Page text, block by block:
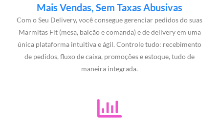
Mais Vendas, Sem Taxas Abusivas
Com o Seu Delivery, você consegue gerenciar pedidos do suas
Marmitas Fit (mesa, balcão e comanda) e de delivery em uma
única plataforma intuitiva e ágil. Controle tudo: recebimento
de pedidos, fluxo de caixa, promoções e estoque, tudo de
maneira integrada.